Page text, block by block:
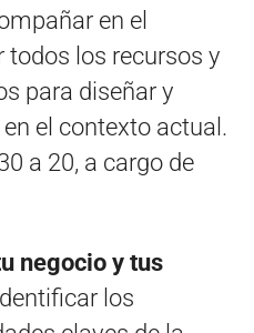
en el
todos los recursos y
para diseñar y
el contexto actual.
a 20, a cargo de
negocio y tus
los